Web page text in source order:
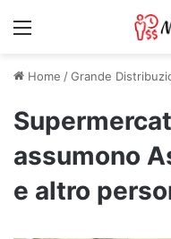
Menu
Home /Grande
assumono
e altro